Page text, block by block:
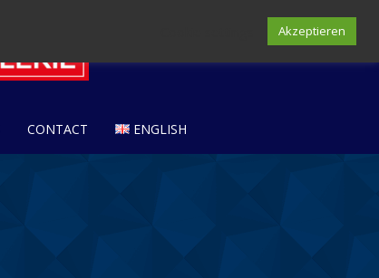
CONTACT ENGLISH
Akzeptieren